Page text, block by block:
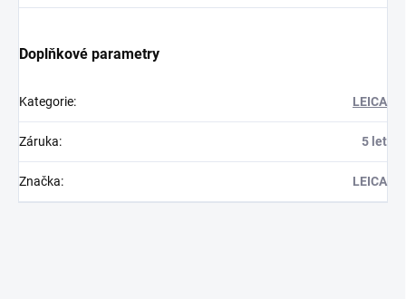
Doplňkové parametry
Kategorie: LEICA
Záruka: 5 let
Značka: LEICA